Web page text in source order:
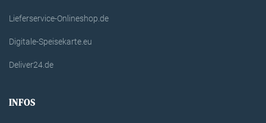
Lieferservice-Onlineshop.de
Digitale-Speisekarte.eu
Deliver24.de
INFOS